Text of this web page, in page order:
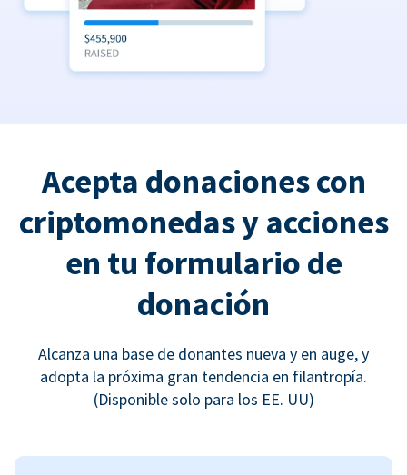
Acepta donaciones con
criptomonedas y acciones
en tu formulario de
donación
Alcanza una base de donantes nueva y en auge, y
adopta la próxima gran tendencia en filantropía.
(Disponible solo para los EE. UU)